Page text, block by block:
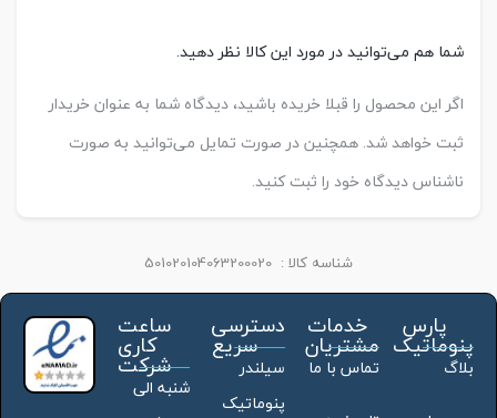
شما هم می‌توانید در مورد این کالا نظر دهید.
اگر این محصول را قبلا خریده باشید، دیدگاه شما به عنوان خریدار
ثبت خواهد شد. همچنین در صورت تمایل می‌توانید به صورت
ناشناس دیدگاه خود را ثبت کنید.
شناسه کالا : 501020104063200020
پارس
پنوماتیک
بلاگ
خدمات
مشتریان
تماس با ما
دسترسی
سریع
سیلندر
پنوماتیک
ساعت
کاری
شرکت
شنبه الی